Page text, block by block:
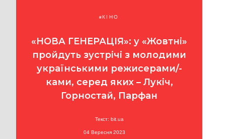
КІНО
«НОВА ГЕНЕРАЦІЯ»: у «Жовтні»
пройдуть зустрічі з молодими
українськими режисерами/-
ками, серед яких – Лукіч,
Горностай, Парфан
Текст: bit.ua
04 Вересня 2023